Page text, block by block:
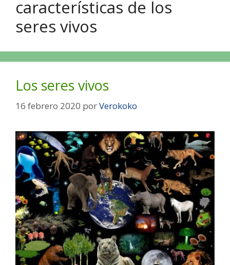
características de los
seres vivos
Los seres vivos
16 febrero 2020 porVerokoko